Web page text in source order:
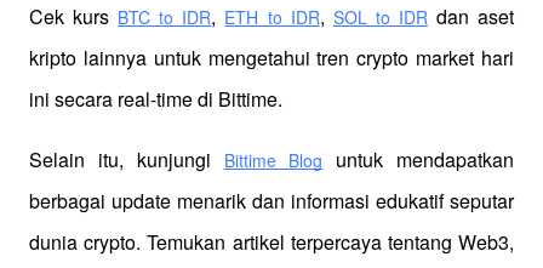
Cek kurs BTC to IDR, ETH to IDR, SOL to IDR dan aset
kripto lainnya untuk mengetahui tren crypto market hari
ini secara real-time di Bittime.
Selain itu, kunjungi Bittime Blog
untuk mendapatkan
berbagai update menarik dan informasi edukatif seputar
dunia crypto. Temukan artikel terpercaya tentang Web3,